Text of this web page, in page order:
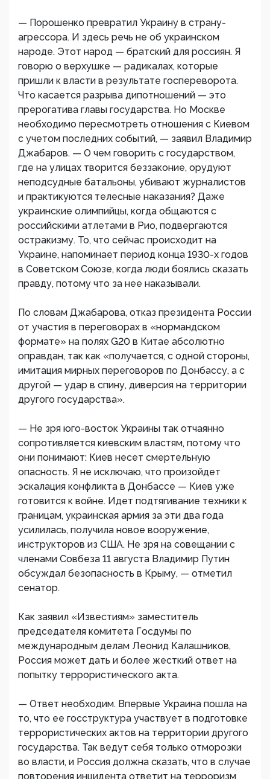
— Порошенко превратил Украину в страну-
агрессора. И здесь речь не об украинском
народе. Этот народ — братский для россиян. Я
говорю о верхушке — радикалах, которые
пришли к власти в результате госпереворота.
Что касается разрыва дипотношений — это
прерогатива главы государства. Но Москве
необходимо пересмотреть отношения с Киевом
с учетом последних событий, — заявил Владимир
Джабаров. — О чем говорить с государством,
где на улицах творится беззаконие, орудуют
неподсудные батальоны, убивают журналистов
и практикуются телесные наказания? Даже
украинские олимпийцы, когда общаются с
российскими атлетами в Рио, подвергаются
остракизму. То, что сейчас происходит на
Украине, напоминает период конца 1930-х годов
в Советском Союзе, когда люди боялись сказать
правду, потому что за нее наказывали.
По словам Джабарова, отказ президента России
от участия в переговорах в «нормандском
формате» на полях G20 в Китае абсолютно
оправдан, так как «получается, с одной стороны,
имитация мирных переговоров по Донбассу, а с
другой — удар в спину, диверсия на территории
другого государства».
— Не зря юго-восток Украины так отчаянно
сопротивляется киевским властям, потому что
они понимают: Киев несет смертельную
опасность. Я не исключаю, что произойдет
эскалация конфликта в Донбассе — Киев уже
готовится к войне. Идет подтягивание техники к
границам, украинская армия за эти два года
усилилась, получила новое вооружение,
инструкторов из США. Не зря на совещании с
членами Совбеза 11 августа Владимир Путин
обсуждал безопасность в Крыму, — отметил
сенатор.
Как заявил «Известиям» заместитель
председателя комитета Госдумы по
международным делам Леонид Калашников,
Россия может дать и более жесткий ответ на
попытку террористического акта.
— Ответ необходим. Впервые Украина пошла на
то, что ее госструктура участвует в подготовке
террористических актов на территории другого
государства. Так ведут себя только отморозки
во власти, и Россия должна сказать, что в случае
повторения инцидента ответит на терроризм